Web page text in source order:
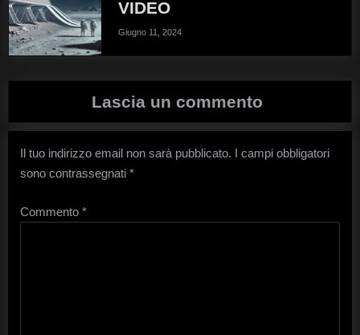
VIDEO
Giugno 11, 2024
Lascia un commento
Il tuo indirizzo email non sarà pubblicato. I campi obbligatori
sono contrassegnati *
Commento *